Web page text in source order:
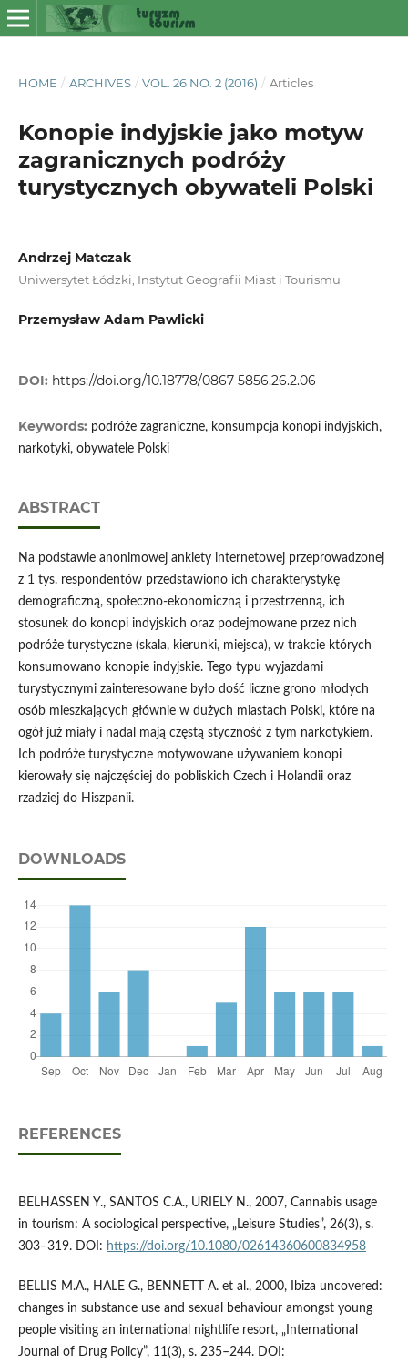
HOME / ARCHIVES / VOL. 26 NO. 2 (2016) / Articles
Konopie indyjskie jako motyw
zagranicznych podróży
turystycznych obywateli Polski
Andrzej Matczak
Uniwersytet Łódzki, Instytut Geografii Miast i Tourismu
Przemysław Adam Pawlicki
DOI: https://doi.org/10.18778/0867-5856.26.2.06
Keywords: podróże zagraniczne, konsumpcja konopi indyjskich,
narkotyki, obywatele Polski
ABSTRACT
Na podstawie anonimowej ankiety internetowej przeprowadzonej
z 1 tys. respondentów przedstawiono ich charakterystykę
demograficzną, społeczno-ekonomiczną i przestrzenną, ich
stosunek do konopi indyjskich oraz podejmowane przez nich
podróże turystyczne (skala, kierunki, miejsca), w trakcie których
konsumowano konopie indyjskie. Tego typu wyjazdami
turystycznymi zainteresowane było dość liczne grono młodych
osób mieszkających głównie w dużych miastach Polski, które na
ogół już miały i nadal mają częstą styczność z tym narkotykiem.
Ich podróże turystyczne motywowane używaniem konopi
kierowały się najczęściej do pobliskich Czech i Holandii oraz
rzadziej do Hiszpanii.
DOWNLOADS
REFERENCES
BELHASSEN Y., SANTOS C.A., URIELY N., 2007, Cannabis usage
in tourism: A sociological perspective, „Leisure Studies”, 26(3), s.
303–319. DOI: https://doi.org/10.1080/02614360600834958
BELLIS M.A., HALE G., BENNETT A. et al., 2000, Ibiza uncovered:
changes in substance use and sexual behaviour amongst young
people visiting an international nightlife resort, „International
Journal of Drug Policy”, 11(3), s. 235–244. DOI: